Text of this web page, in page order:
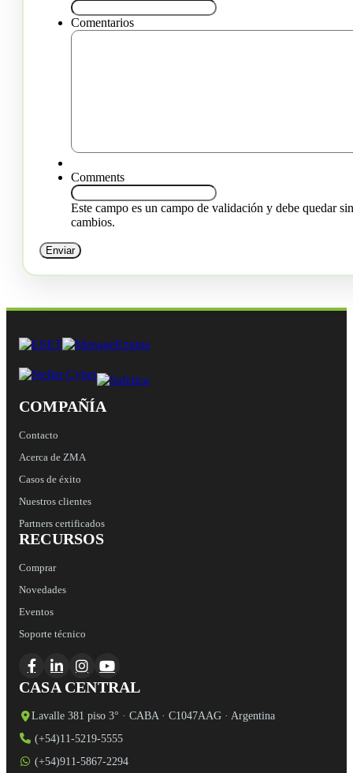
Comentarios
Comments
Este campo es un campo de validación y debe quedar sin
cambios.
COMPAÑÍA
Contacto
Acerca de ZMA
Casos de éxito
Nuestros clientes
Partners certificados
RECURSOS
Comprar
Novedades
Eventos
Soporte técnico
CASA CENTRAL
Lavalle 381 piso 3° · CABA · C1047AAG · Argentina
(+54)11-5219-5555
(+54)911-5867-2294